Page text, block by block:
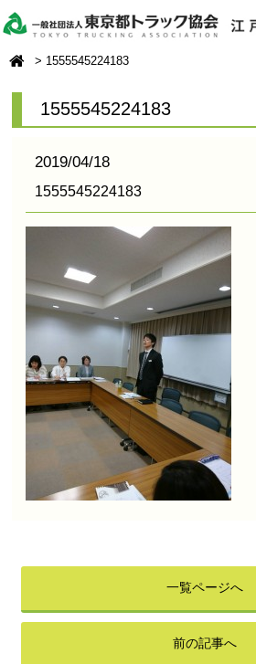
1555545224183
1555545224183
2019/04/18
1555545224183
一覧ページへ
前の記事へ